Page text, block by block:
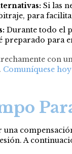
Si las
para
Durante todo el
preparado para
Comuníquese hoy
A